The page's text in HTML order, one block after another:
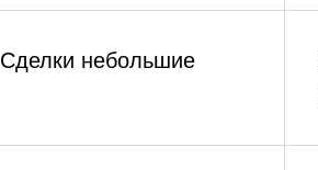
Сделки небольшие